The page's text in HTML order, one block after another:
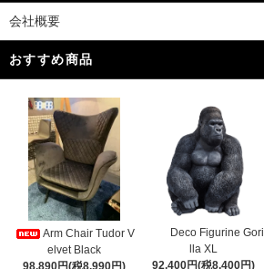
会社概要
おすすめ商品
Arm Chair Tudor V
elvet Black
98,890円(税8,990円)
Deco Figurine Gori
lla XL
92,400円(税8,400円)